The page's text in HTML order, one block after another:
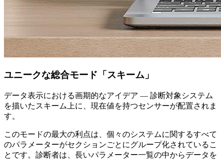
ユニークな総合モード「スキーム」
データ表示における画期的なアイデア — 診断対象システム
を描いたスキーム上に、現在値を持つセンサーが配置されま
す。
このモードの最大の利点は、個々のシステムに関するすべて
のパラメーターがセクションごとにグループ化されているこ
とです。診断者は、長いパラメーター一覧の中からデータを